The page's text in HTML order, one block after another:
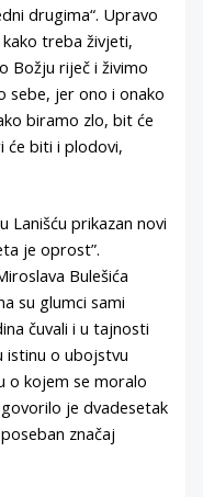
drugima“. Upravo
treba živjeti,
Božju riječ i živimo
sebe, jer ono i onako
biramo zlo, bit će
će biti i plodovi,
Lanišću prikazan novi
je oprost”.
Bulešića
su glumci sami
čuvali i u tajnosti
istinu o ubojstvu
o kojem se moralo
je dvadesetak
značaj